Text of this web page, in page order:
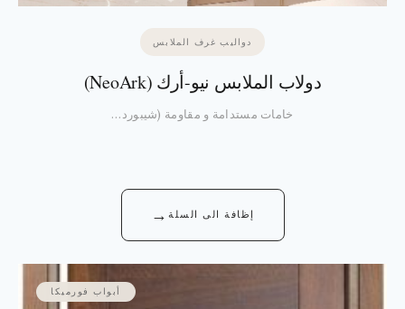
دواليب غرف الملابس
دولاب الملابس نيو-أرك (NeoArk)
خامات مستدامة و مقاومة (شيبورد…
إظافة الى السلة →
أبواب فورميكا